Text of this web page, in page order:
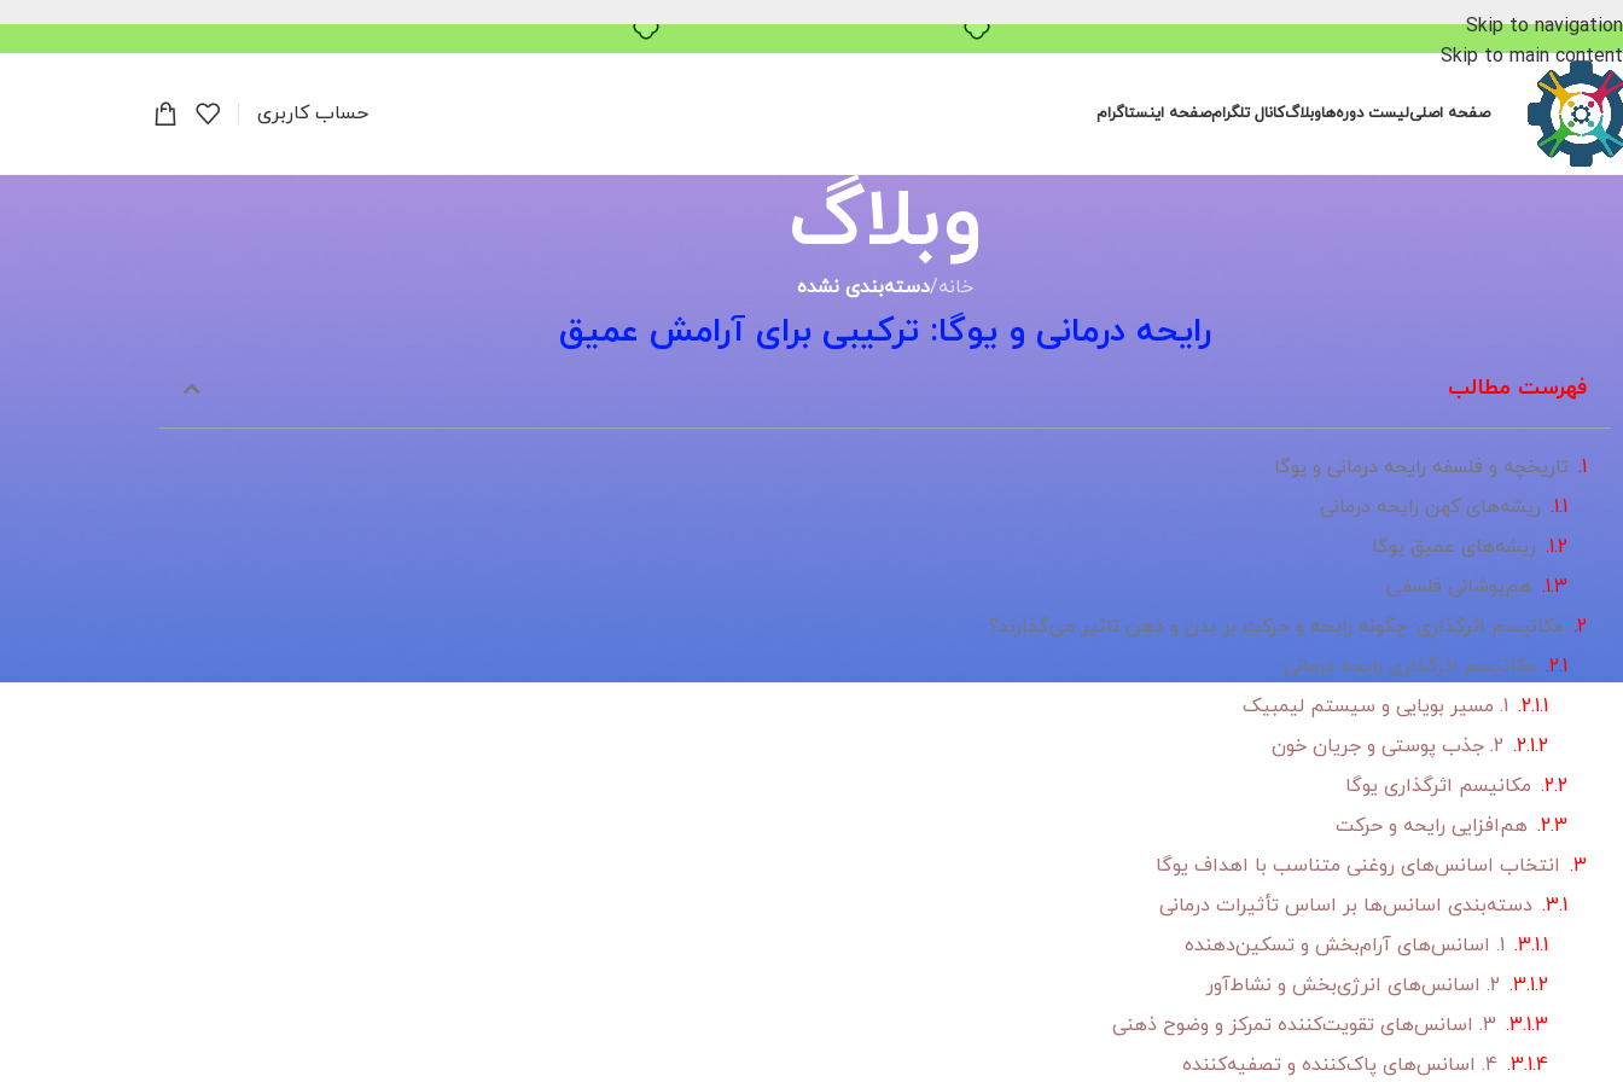
Skip to navigation
Skip to main content
صفحه اصلیلیست دوره‌هاوبلاگکانال تلگرامصفحه اینستاگرام حساب کاربری
وبلاگ
خانه/دسته‌بندی نشده
رایحه درمانی و یوگا: ترکیبی برای آرامش عمیق
فهرست مطالب
تاریخچه و فلسفه رایحه درمانی و یوگا
ریشه‌های کهن رایحه درمانی
ریشه‌های عمیق یوگا
هم‌پوشانی فلسفی
مکانیسم اثرگذاری: چگونه رایحه و حرکت بر بدن و ذهن تاثیر می‌گذارند؟
مکانیسم اثرگذاری رایحه درمانی
1. مسیر بویایی و سیستم لیمبیک
2. جذب پوستی و جریان خون
مکانیسم اثرگذاری یوگا
هم‌افزایی رایحه و حرکت
انتخاب اسانس‌های روغنی متناسب با اهداف یوگا
دسته‌بندی اسانس‌ها بر اساس تأثیرات درمانی
1. اسانس‌های آرام‌بخش و تسکین‌دهنده
2. اسانس‌های انرژی‌بخش و نشاط‌آور
3. اسانس‌های تقویت‌کننده تمرکز و وضوح ذهنی
4. اسانس‌های پاک‌کننده و تصفیه‌کننده